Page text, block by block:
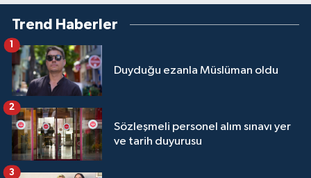
Trend Haberler
Duyduğu ezanla Müslüman oldu
1
Sözleşmeli personel alım sınavı yer
ve tarih duyurusu
2
3
Yalova Müftülüğü
Yozgat Müftülüğü
Zonguldak Müftülüğü